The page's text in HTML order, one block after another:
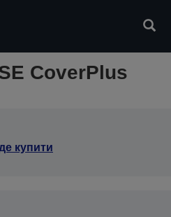
CoverPlus
купити